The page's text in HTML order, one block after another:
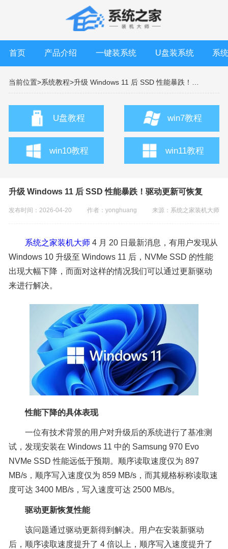
首页 产品介绍 一键装系统 U盘装系统 系
当前位置>系统教程>
U盘教程 win7教程
win10教程 win11教程
升级 Windows 11 后 SSD 性能暴跌！驱动更新可恢复
发布时间：2026-04-20 作者：yonghuang 来源： 系统之家装机大师
系统之家装机大师4 月 20 日最新消息，有用户发现从
Windows 10 升级至 Windows 11 后，NVMe SSD 的性能
出现大幅下降，而面对这样的情况我们可以通过更新驱动
来进行解决。
性能下降的具体表现
一位有技术背景的用户对升级后的系统进行了基准测
试，发现安装在 Windows 11 中的 Samsung 970 Evo
NVMe SSD 性能远低于预期。顺序读取速度仅为 897
MB/s，顺序写入速度仅为 859 MB/s，而其规格标称读取速
度可达 3400 MB/s，写入速度可达 2500 MB/s。
驱动更新恢复性能
该问题通过驱动更新得到解决。用户在安装新驱动
后，顺序读取速度提升了 4 倍以上，顺序写入速度提升了